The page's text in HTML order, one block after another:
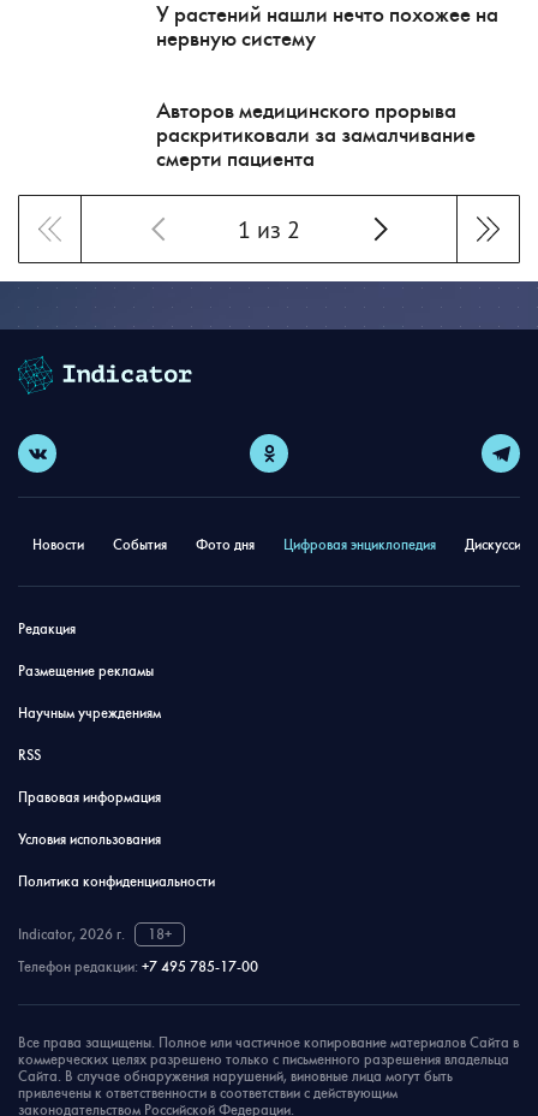
У растений нашли нечто похожее на
нервную систему
Авторов медицинского прорыва
раскритиковали за замалчивание
смерти пациента
1 из 2
Новости События Фото дня Цифровая энциклопедия
Редакция
Размещение рекламы
Научным учреждениям
RSS
Правовая информация
Условия использования
Политика конфиденциальности
Indicator, 2026 г.
18+
Телефон редакции: +7 495 785-17-00
Все права защищены. Полное или частичное копирование материалов Сайта в
коммерческих целях разрешено только с письменного разрешения владельца
Сайта. В случае обнаружения нарушений, виновные лица могут быть
привлечены к ответственности в соответствии с действующим
законодательством Российской Федерации.